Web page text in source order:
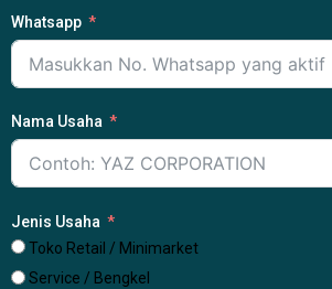
Whatsapp
Nama Usaha
Jenis Usaha
Toko Retail / Minimarket
Service / Bengkel